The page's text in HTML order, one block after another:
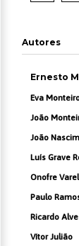
Autores
Ernesto
Eva
João
João
Luís Grave
Onofre
Paulo
Ricardo
Vítor Julião